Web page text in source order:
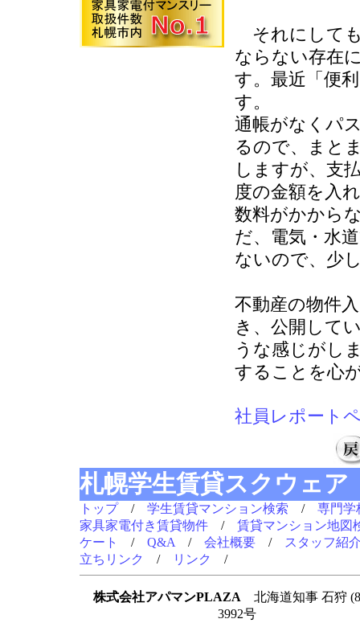
それにして
ならない存在
す。最近「便
す。
通帳がなくパ
るので、まと
しますが、支
度の金額を入
数料がかから
だ、電気・水
ないので、少
不動産の物件
き、公開して
うな感じがし
することを心
社員レポート
札幌学生賃貸スクウェ
トップ/ 学生賃貸マンション検索 / 専門学
家具家電付き賃貸物件 / 賃貸マンション地図
ケート
/ Q&A / 会社概要 /
スタッフ紹
立ちリンク
/ リンク /
株式会社アパマンPLAZA 北海道知事 石狩
3992号